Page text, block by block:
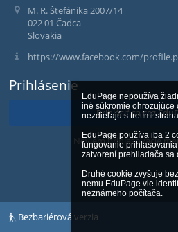
EduPage nepoužíva
iné súkromie ohrozujúce
nezdieľajú s tretími
EduPage používa iba 2
fungovanie
zatvorení prehliadača sa
Druhé cookie zvyšuje
nemu EduPage vie
neznámeho počítača.
M. R. Štefánika 2007/14
022 01 Čadca
Slovakia
https://www.facebook.com/
Prihlásenie
Prihlásiť sa cez
Neviem prihlasovacie
Bezbariérová verzia